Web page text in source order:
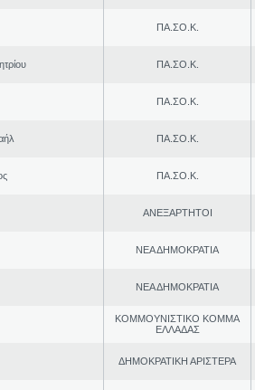
ΠΑ.ΣΟ.Κ.
ΠΑ.ΣΟ.Κ.
ΠΑ.ΣΟ.Κ.
ΠΑ.ΣΟ.Κ.
ΠΑ.ΣΟ.Κ.
ΑΝΕΞΑΡΤΗΤΟΙ
ΝΕΑ ΔΗΜΟΚΡΑΤΙΑ
ΝΕΑ ΔΗΜΟΚΡΑΤΙΑ
ΚΟΜΜΟΥΝΙΣΤΙΚΟ ΚΟΜΜΑ
ΕΛΛΑΔΑΣ
ΔΗΜΟΚΡΑΤΙΚΗ ΑΡΙΣΤΕΡΑ